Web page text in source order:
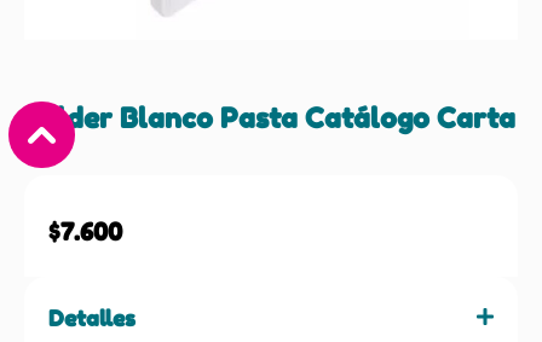
Folder Blanco Pasta Catálogo Carta
1″
$7.600
Detalles